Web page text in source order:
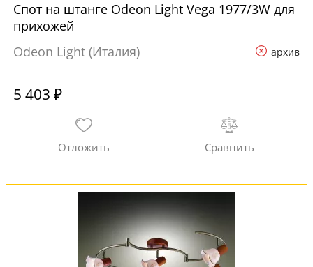
Спот на штанге Odeon Light Vega 1977/3W для
прихожей
Odeon Light (Италия)
архив
5 403 ₽